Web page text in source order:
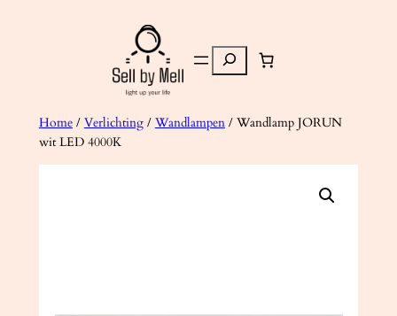
Zoeken
Home/ Verlichting/ Wandlampen/ Wandlamp JORUN
wit LED 4000K